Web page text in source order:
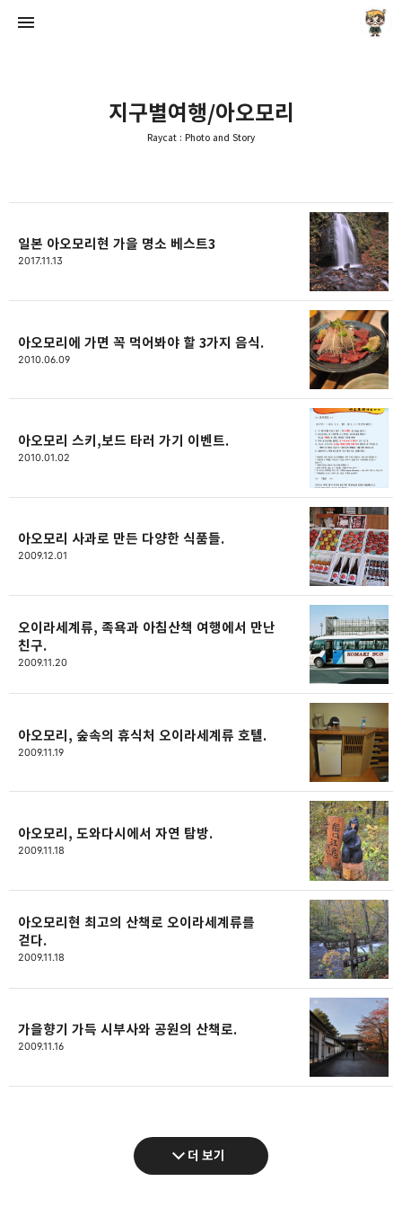
지구별여행/아오모리
Raycat : Photo and Story
일본 아오모리현 가을 명소 베스트3
2017.11.13
아오모리에 가면 꼭 먹어봐야 할 3가지 음식.
2010.06.09
아오모리 스키,보드 타러 가기 이벤트.
2010.01.02
아오모리 사과로 만든 다양한 식품들.
2009.12.01
오이라세계류, 족욕과 아침산책 여행에서 만난
친구.
2009.11.20
아오모리, 숲속의 휴식처 오이라세계류 호텔.
2009.11.19
아오모리, 도와다시에서 자연 탐방.
2009.11.18
아오모리현 최고의 산책로 오이라세계류를
걷다.
2009.11.18
가을향기 가득 시부사와 공원의 산책로.
2009.11.16
더 보기
Raycat : Photo and Story